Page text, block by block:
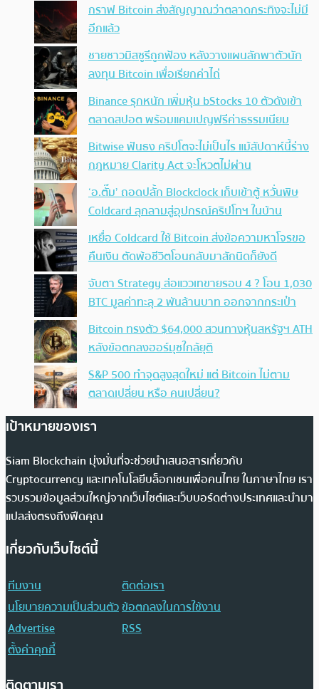
กราฟ Bitcoin ส่งสัญญาณว่าตลาดกระทิงจะไม่มี
อีกแล้ว
ชายชาวมิสซูรีถูกฟ้อง หลังวางแผนลักพาตัวนัก
ลงทุน Bitcoin เพื่อเรียกค่าไถ่
Binance รุกหนัก เพิ่มหุ้น bStocks 10 ตัวดังเข้า
ตลาดสปอต พร้อมแคมเปญฟรีค่าธรรมเนียม
Bitwise ฟันธง คริปโตจะไม่เป็นไร แม้สัปดาห์นี้ร่าง
กฎหมาย Clarity Act จะโหวตไม่ผ่าน
‘อ.ตั๊ม’ ถอดปลั้ก Blockclock เก็บเข้าตู้ หวั่นพิษ
Coldcard ลุกลามสู่อุปกรณ์คริปโทฯ ในบ้าน
เหยื่อ Coldcard ใช้ Bitcoin ส่งข้อความหาโจรขอ
คืนเงิน ตัดพ้อชีวิตโอนกลับมาสักนิดก็ยังดี
จับตา Strategy ส่อแววเทขายรอบ 4 ? โอน 1,030
BTC มูลค่าทะลุ 2 พันล้านบาท ออกจากกระเป๋า
Bitcoin ทรงตัว $64,000 สวนทางหุ้นสหรัฐฯ ATH
หลังข้อตกลงฮอร์มุซใกล้ยุติ
S&P 500 ทำจุดสูงสุดใหม่ แต่ Bitcoin ไม่ตาม
ตลาดเปลี่ยน หรือ คนเปลี่ยน?
เป้าหมายของเรา
Siam Blockchain มุ่งมั่นที่จะช่วยนำเสนอสารเกี่ยวกับ
Cryptocurrency และเทคโนโลยีบล็อกเชนเพื่อคนไทย ในภาษาไทย เรา
รวบรวมข้อมูลส่วนใหญ่จากเว็บไซต์และเว็บบอร์ดต่างประเทศและนำมา
แปลส่งตรงถึงฟีดคุณ
เกี่ยวกับเว็บไซต์นี้
ทีมงาน
ติดต่อเรา
นโยบายความเป็นส่วนตัวข้อตกลงในการใช้งาน
Advertise
RSS
ตั้งค่าคุกกี้